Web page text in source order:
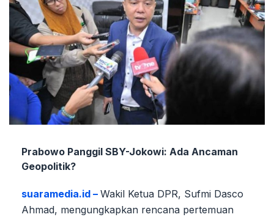
Prabowo Panggil SBY-Jokowi: Ada Ancaman
Geopolitik?
suaramedia.id – Wakil Ketua DPR, Sufmi Dasco
Ahmad, mengungkapkan rencana pertemuan